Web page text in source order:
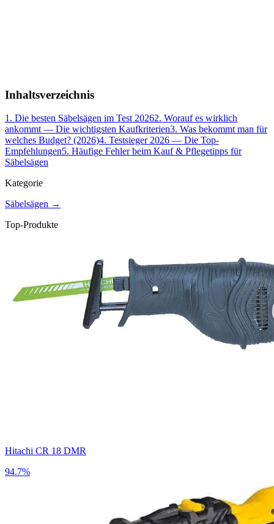
Inhaltsverzeichnis
1 . Die besten Säbelsägen im Test 20262. Worauf es wirklich
ankommt — Die wichtigsten Kaufkriterien3. Was bekommt man für
welches Budget? (2026)4. Testsieger 2026 — Die Top-
Empfehlungen5. Häufige Fehler beim Kauf & Pflegetipps für
Säbelsägen
Kategorie
Säbelsägen →
Top-Produkte
Hitachi CR 18 DMR
94.7%